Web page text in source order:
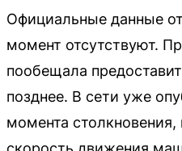
Официальные данные
момент отсутствуют.
пообещала
позднее. В сети уже
момента